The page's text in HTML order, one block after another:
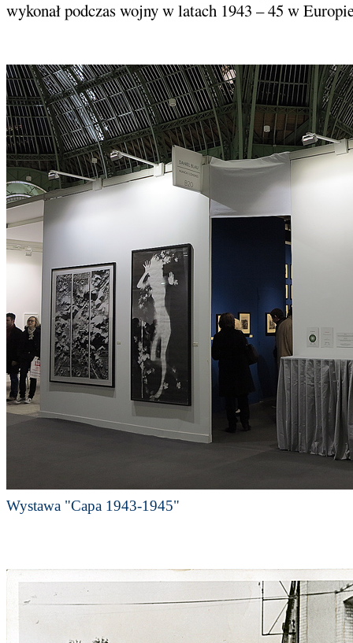
wykonał podczas wojny w latach 1943 – 45 w
Wystawa "Capa 1943-1945"